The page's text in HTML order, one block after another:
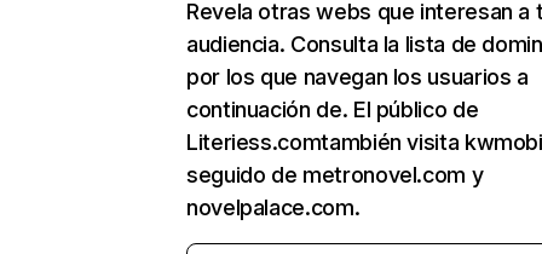
Revela otras webs que interesan a
audiencia. Consulta la lista de
por los que navegan los usuarios a
continuación de. El público de
Literiess.comtambién visita
seguido de metronovel.com y
novelpalace.com.